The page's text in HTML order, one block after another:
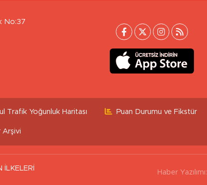
No:37
Trafik Yoğunluk Haritası Puan Durumu ve Fikstür
Arşivi
İLKELERİ
Haber Yazılımı: